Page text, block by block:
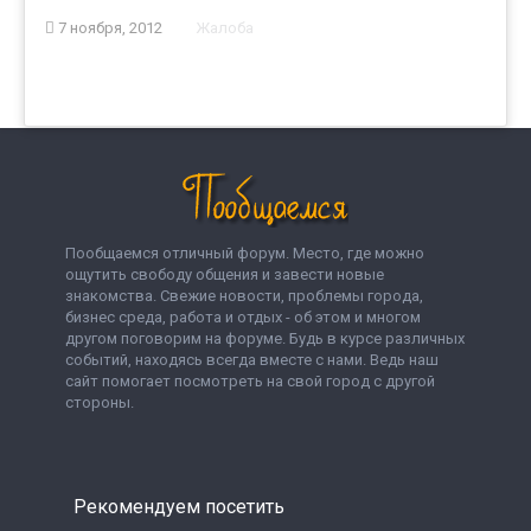
7 ноября, 2012 Жалоба
Пообщаемся отличный форум. Место, где можно
ощутить свободу общения и завести новые
знакомства. Свежие новости, проблемы города,
бизнес среда, работа и отдых - об этом и многом
другом поговорим на форуме. Будь в курсе различных
событий, находясь всегда вместе с нами. Ведь наш
сайт помогает посмотреть на свой город с другой
стороны.
Рекомендуем посетить